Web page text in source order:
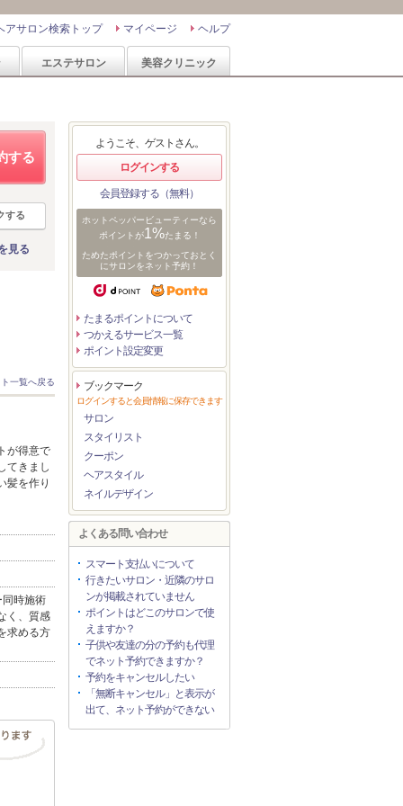
ヘルプ
マイページ
アサロン検索トップ
エステサロン 美容クリニック
する
する
見る
一覧へ戻る
が得意で
てきまし
髪を作り
時施術
く、質感
求める方
ようこそ、ゲストさん。
ログインする
会員登録する（無料）
ホットペッパービューティーなら
ポイントが1%たまる！
ためたポイントをつかっておとく
にサロンをネット予約！
たまるポイントについて
つかえるサービス一覧
ポイント設定変更
ブックマーク
ログインすると会員情報に保存できます
サロン
スタイリスト
クーポン
ヘアスタイル
ネイルデザイン
よくある問い合わせ
スマート支払いについて
行きたいサロン・近隣のサロ
ンが掲載されていません
ポイントはどこのサロンで使
えますか？
子供や友達の分の予約も代理
でネット予約できますか？
予約をキャンセルしたい
「無断キャンセル」と表示が
出て、ネット予約ができない